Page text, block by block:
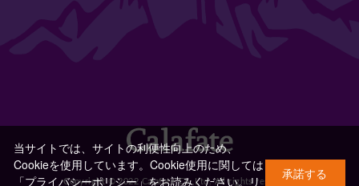
Copyright © 2022 Calafate Co.,Ltd. All rights reserved.
当サイトでは、サイトの利便性向上のため、
Cookieを使用しています。Cookie使用に関しては
「プライバシーポリシー」をお読みください。リ
承諾する